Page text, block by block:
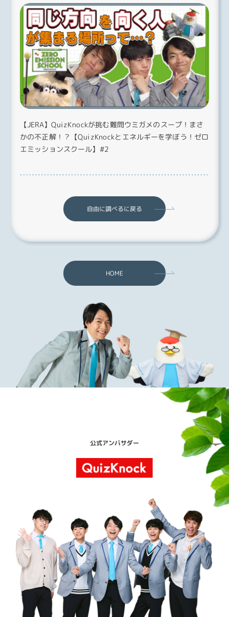
【JERA】QuizKnockが挑む難問ウミガメのスープ！まさ
かの不正解！？【QuizKnockとエネルギーを学ぼう！ゼロ
エミッションスクール】#2
自由に調べるに戻る
HOME
公式アンバサダー